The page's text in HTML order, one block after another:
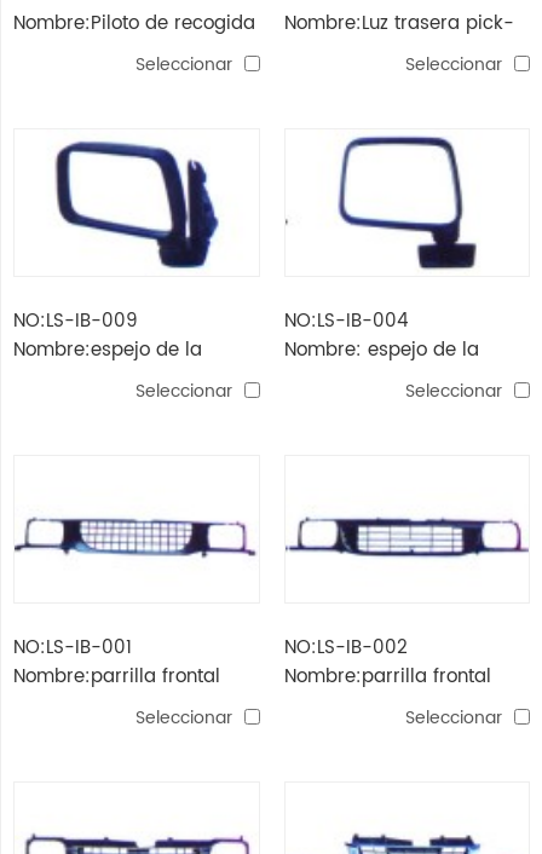
Nombre:Piloto de recogida
kb20 / 42 '89 (cromado)
Seleccionar
Nombre:Luz trasera pick-
up kb20 / 42 '89 (negro)
Seleccionar
NO:LS-IB-009
Nombre:espejo de la
Seleccionar
NO:LS-IB-004
Nombre: espejo de la
puerta kb20 '93
Seleccionar
NO:LS-IB-001
Nombre:parrilla frontal
Seleccionar
NO:LS-IB-002
Nombre:parrilla frontal
Seleccionar